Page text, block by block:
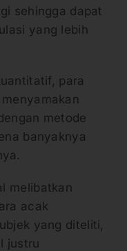
sehingga dapat
yang lebih
para
metode
banyaknya
melibatkan
acak
yang diteliti,
justru